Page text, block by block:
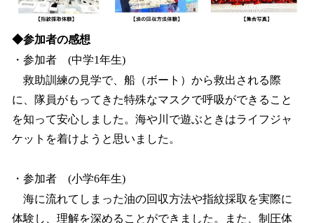
◆参加者の感想
・参加者 (中学1年生)
救助訓練の見学で、船（ボート）から救出される際
に、隊員がもってきた特殊なマスクで呼吸ができること
を知って安心しました。海や川で遊ぶときはライフジャ
ケットを着けようと思いました。
・参加者 (小学6年生)
海に流れてしまった油の回収方法や指紋採取を実際に
体験し、理解を深めることができました。また、制圧体